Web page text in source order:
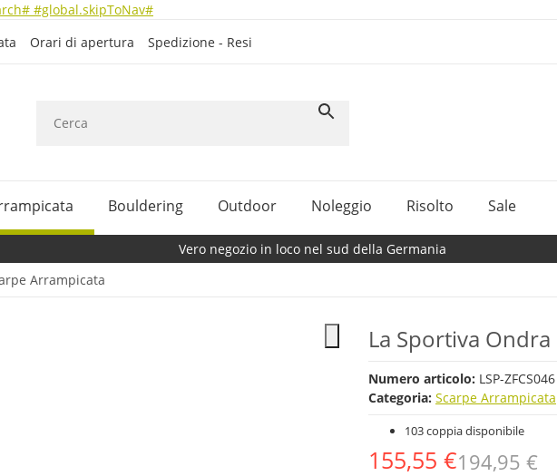
#global.skipToNav#
Orari di apertura Spedizione - Resi
Bouldering Outdoor Noleggio Risolto Sale
Vero negozio in loco nel sud della Germania
Arrampicata
La Sportiva
Numero articolo: LSP-ZFCS046
Categoria: Scarpe Arrampicata
103 coppia disponibile
155,55 €194,95 €